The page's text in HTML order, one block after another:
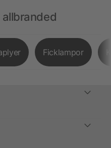
allbranded
Ficklampor